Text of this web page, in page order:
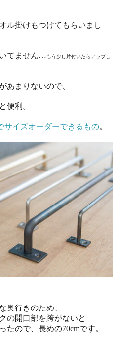
ル掛けもつけてもらいまし
いてません… もう少し片付いたらアップし
あまりないので、
便利。
サイズオーダーできるもの。
奥行きのため、
の開口部を跨がないと
たので、長めの70cmです。